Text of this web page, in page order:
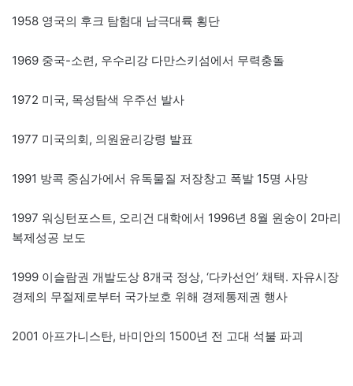
1958 영국의 후크 탐험대 남극대륙 횡단
1969 중국-소련, 우수리강 다만스키섬에서 무력충돌
1972 미국, 목성탐색 우주선 발사
1977 미국의회, 의원윤리강령 발표
1991 방콕 중심가에서 유독물질 저장창고 폭발 15명 사망
1997 워싱턴포스트, 오리건 대학에서 1996년 8월 원숭이 2마리
복제성공 보도
1999 이슬람권 개발도상 8개국 정상, ‘다카선언’ 채택. 자유시장
경제의 무절제로부터 국가보호 위해 경제통제권 행사
2001 아프가니스탄, 바미안의 1500년 전 고대 석불 파괴